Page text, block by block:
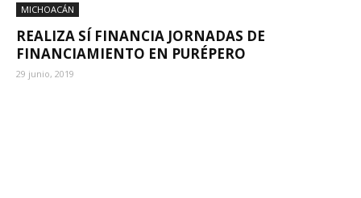
MICHOACÁN
REALIZA SÍ FINANCIA JORNADAS DE
FINANCIAMIENTO EN PURÉPERO
29 junio, 2019